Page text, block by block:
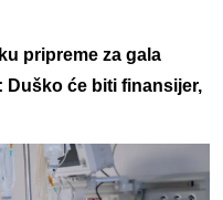
pripreme za gala
će biti finansijer,